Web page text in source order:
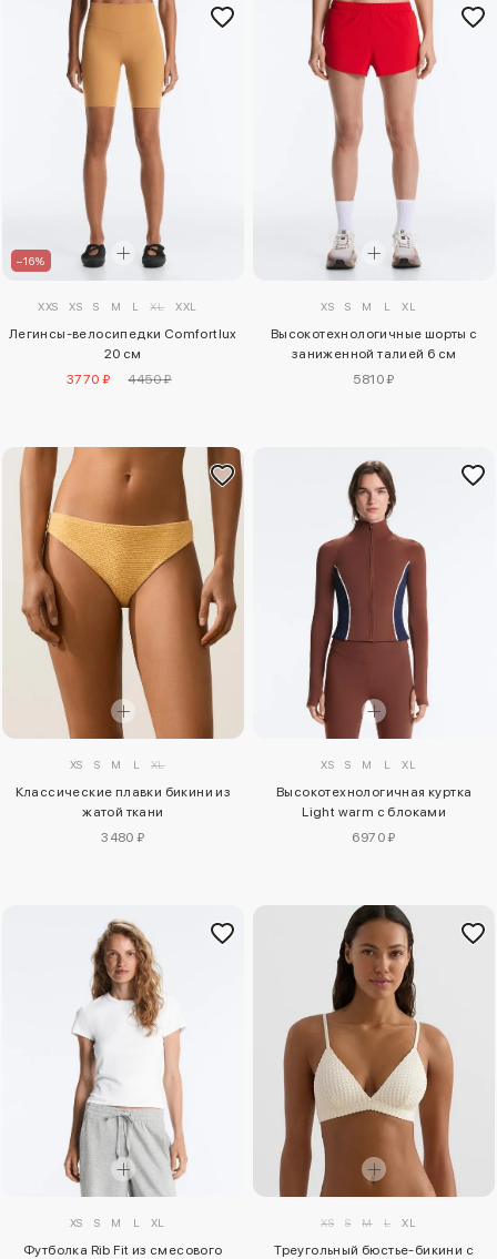
–16%
XXS XS S M L XL XXL
Легинсы-велосипедки Comfortlux
20 см
3770 ₽
4450 ₽
XS S M L XL
Высокотехнологичные шорты с
заниженной талией 6 см
5810 ₽
XS S M L XL
Классические плавки бикини из
жатой ткани
3480 ₽
XS S M L XL
Высокотехнологичная куртка
Light warm с блоками
6970 ₽
XS S M L XL
Футболка Rib Fit из смесового
XS S M L XL
Треугольный бюстье-бикини с